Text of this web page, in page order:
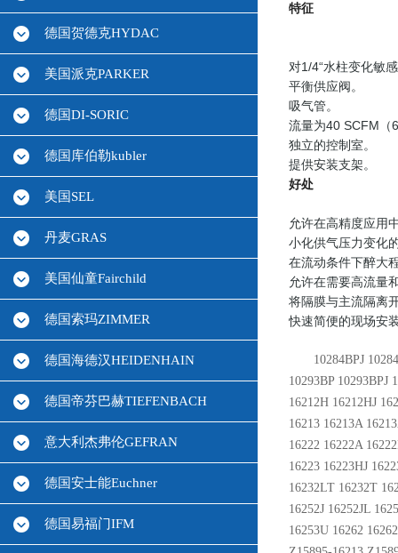
德国贺德克HYDAC
美国派克PARKER
德国DI-SORIC
德国库伯勒kubler
美国SEL
丹麦GRAS
美国仙童Fairchild
德国索玛ZIMMER
德国海德汉HEIDENHAIN
德国帝芬巴赫TIEFENBACH
意大利杰弗伦GEFRAN
德国安士能Euchner
德国易福门IFM
特征
对1/4“水柱变化敏
平衡供应阀。
吸气管。
流量为40 SCFM（
独立的控制室。
提供安装支架。
好处
允许在高精度应用
小化供气压力变化
在流动条件下醉大
允许在需要高流量
将隔膜与主流隔离
快速简便的现场安
10284BPJ
10293BP 10293BPJ
16212H 16212HJ
16213 16213A
16222 16222A
16223 16223HJ
16232LT 16232T
16252J 16252JL
16253U 16262